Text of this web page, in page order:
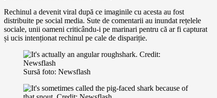
Rechinul a devenit viral după ce imaginile cu acesta au fost
distribuite pe social media. Sute de comentarii au inundat rețelele
sociale, unii oameni criticându-i pe marinari pentru că ar fi capturat
și ucis intenționat rechinul pe cale de dispariție.
Sursă foto: Newsflash